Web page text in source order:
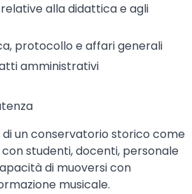
alla didattica e agli
protocollo e affari generali
amministrativi
un conservatorio storico come
studenti, docenti, personale
di muoversi con
musicale.